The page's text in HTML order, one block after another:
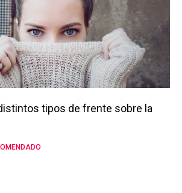
tipos de frente sobre la